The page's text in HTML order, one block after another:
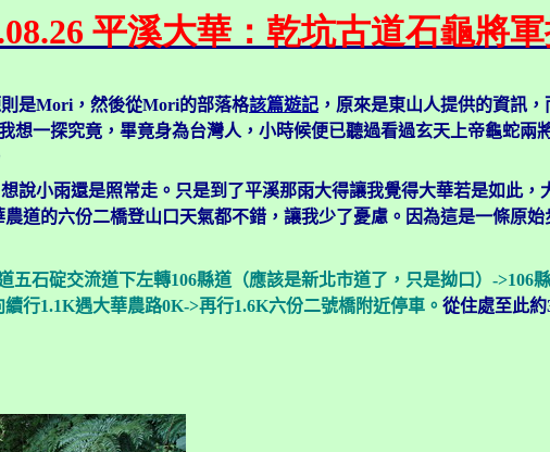
平溪大華：乾坑古道石龜將
是Mori，然後從Mori的部落格該篇遊記 ，原來是東山人提供的資訊
想一探究竟，畢竟身為台灣人，小時候便已聽過看過玄天上帝龜蛇兩
說小雨還是照常走。只是到了平溪那雨大得讓我覺得大華若是如此
道的六份二橋登山口天氣都不錯，讓我少了憂慮。因為這是一條原始
五石碇交流道下左轉106縣道（應該是新北市道了，只是拗口） ->106
行1.1K遇大華農路0K->再行1.6K六份二號橋附近停車。 從住處至此約